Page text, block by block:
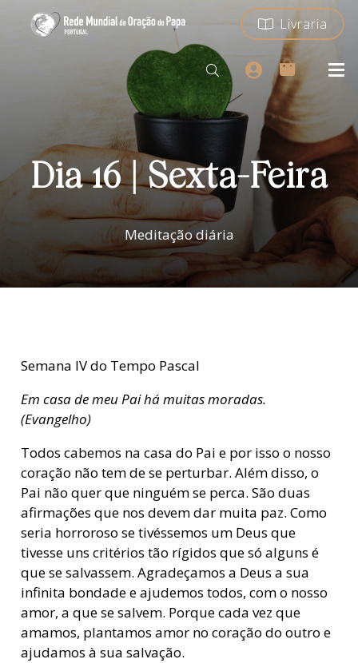
Livraria
Dia 16 | Sexta-Feira
Meditação diária
Semana IV do Tempo Pascal
Em casa de meu Pai há muitas moradas.
(Evangelho)
Todos cabemos na casa do Pai e por isso o nosso
coração não tem de se perturbar. Além disso, o
Pai não quer que ninguém se perca. São duas
afirmações que nos devem dar muita paz. Como
seria horroroso se tivéssemos um Deus que
tivesse uns critérios tão rígidos que só alguns é
que se salvassem. Agradeçamos a Deus a sua
infinita bondade e ajudemos todos, com o nosso
amor, a que se salvem. Porque cada vez que
amamos, plantamos amor no coração do outro e
ajudamos à sua salvação.